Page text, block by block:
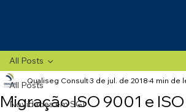
All Posts
Novidades em SGI
All Posts
Migração ISO 9001 e
Qualiseg Consult3 de jul. de 2018 4 min de